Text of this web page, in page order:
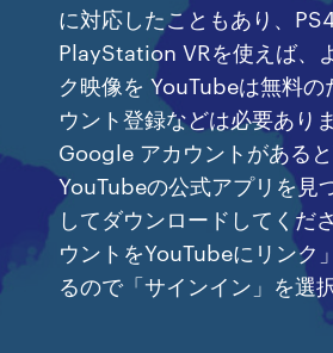
に対応したこともあり、
PlayStation VRを使えば、
ク映像を YouTubeは無料
ウント登録などは必要あり
Google アカウントがある
YouTubeの公式アプリを見
してダウンロードしてくだ
ウントをYouTubeにリンク
るので「サインイン」を選